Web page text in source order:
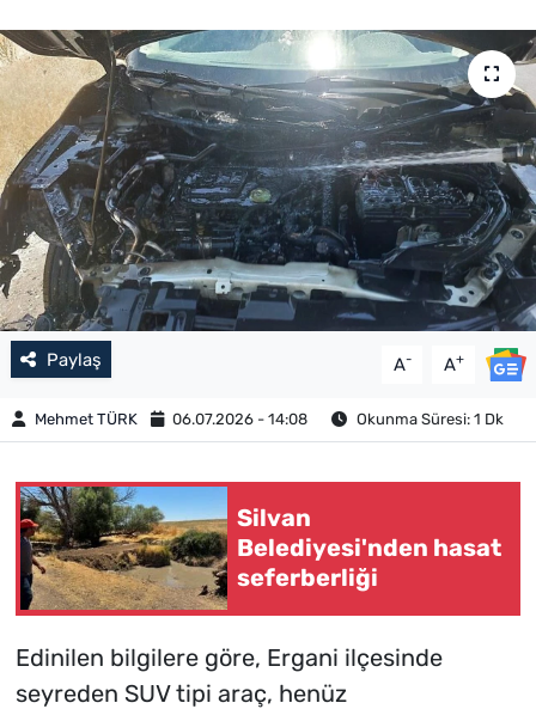
Paylaş A- A+
Mehmet TÜRK 06.07.2026 - 14:08 Okunma Süresi: 1 Dk
Silvan
Belediyesi'nden hasat
seferberliği
Edinilen bilgilere göre, Ergani ilçesinde
seyreden SUV tipi araç, henüz